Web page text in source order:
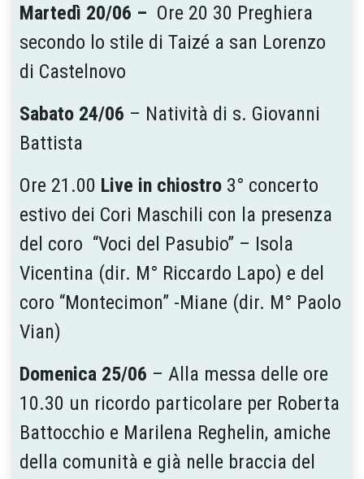
Martedì 20/06 – Ore 20 30 Preghiera
secondo lo stile di Taizé a san Lorenzo
di Castelnovo
Sabato 24/06 – Natività di s. Giovanni
Battista
Ore 21.00 Live in chiostro 3° concerto
estivo dei Cori Maschili con la presenza
del coro “Voci del Pasubio” – Isola
Vicentina (dir. M° Riccardo Lapo) e del
coro “Montecimon” -Miane (dir. M° Paolo
Vian)
Domenica 25/06 – Alla messa delle ore
10.30 un ricordo particolare per Roberta
Battocchio e Marilena Reghelin, amiche
della comunità e già nelle braccia del